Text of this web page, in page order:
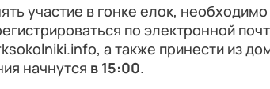
участие в гонке елок, необходимо
по электронной
а также принести из
начнутся в 15:00.